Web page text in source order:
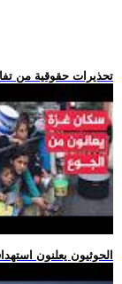
.. تحذيرات حقوقية من
.. الحوثيون يعلنون